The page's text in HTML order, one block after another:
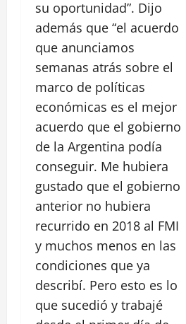
su oportunidad”. Dijo
además que “el acuerdo
que anunciamos
semanas atrás sobre el
marco de políticas
económicas es el mejor
acuerdo que el gobierno
de la Argentina podía
conseguir. Me hubiera
gustado que el gobierno
anterior no hubiera
recurrido en 2018 al FMI
y muchos menos en las
condiciones que ya
describí. Pero esto es lo
que sucedió y trabajé